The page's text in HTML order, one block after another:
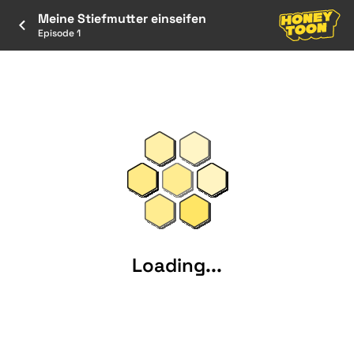
Meine Stiefmutter einseifen
Episode 1
Loading...